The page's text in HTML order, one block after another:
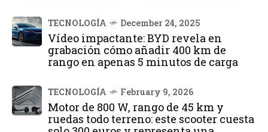
TECNOLOGÍA December 24, 2025
Vídeo impactante: BYD revela en
grabación cómo añadir 400 km de
rango en apenas 5 minutos de carga
TECNOLOGÍA February 9, 2026
Motor de 800 W, rango de 45 km y
ruedas todo terreno: este scooter cuesta